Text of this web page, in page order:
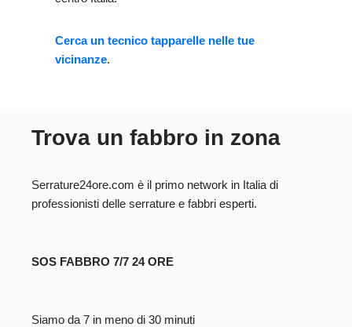
Cerca un tecnico tapparelle nelle tue
vicinanze.
Trova un fabbro in zona
Serrature24ore.com è il primo network in Italia di
professionisti delle serrature e fabbri esperti.
SOS FABBRO 7/7 24 ORE
Siamo da 7 in meno di 30 minuti